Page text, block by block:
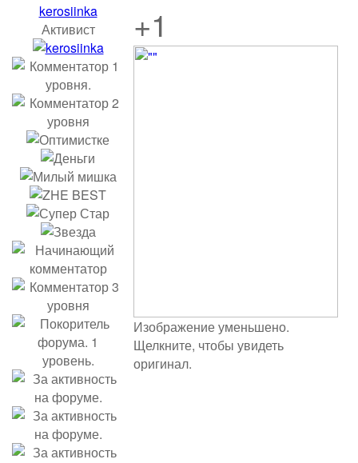
kerosiinka
Активист
+1
Изображение уменьшено.
Щелкните, чтобы увидеть
оригинал.